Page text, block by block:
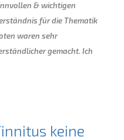
& wichtigen
für die Thematik
waren sehr
gemacht. Ich
keine